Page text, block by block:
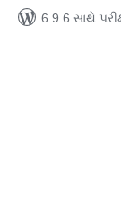
6.9.6 સાથે